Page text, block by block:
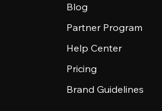
Blog
Partner Program
Help Center
Pricing
Brand Guidelines